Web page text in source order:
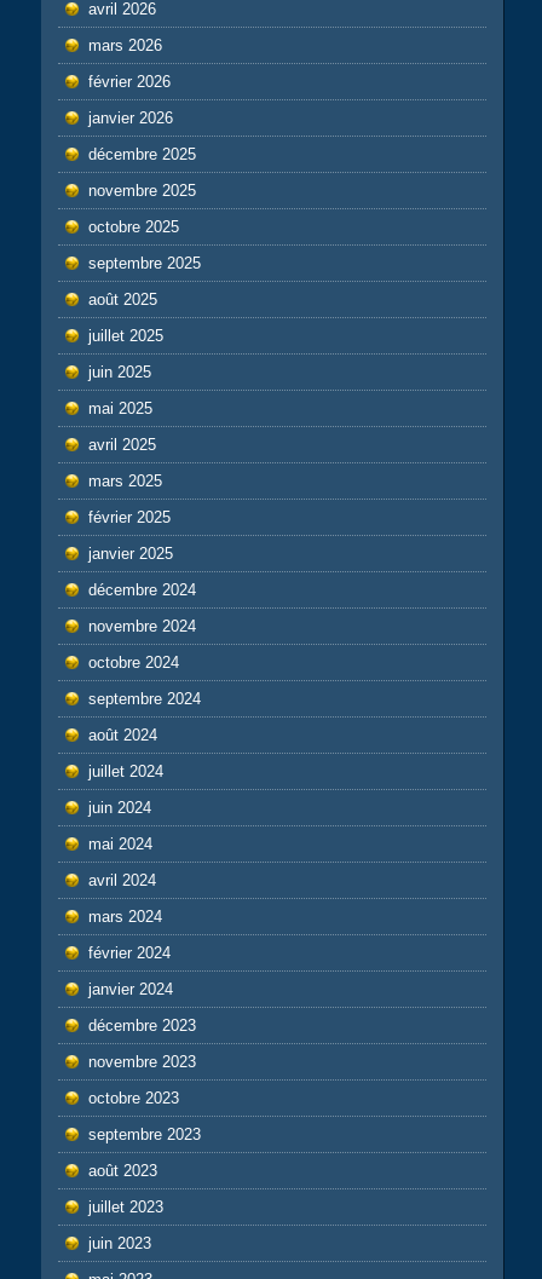
avril 2026
mars 2026
février 2026
janvier 2026
décembre 2025
novembre 2025
octobre 2025
septembre 2025
août 2025
juillet 2025
juin 2025
mai 2025
avril 2025
mars 2025
février 2025
janvier 2025
décembre 2024
novembre 2024
octobre 2024
septembre 2024
août 2024
juillet 2024
juin 2024
mai 2024
avril 2024
mars 2024
février 2024
janvier 2024
décembre 2023
novembre 2023
octobre 2023
septembre 2023
août 2023
juillet 2023
juin 2023